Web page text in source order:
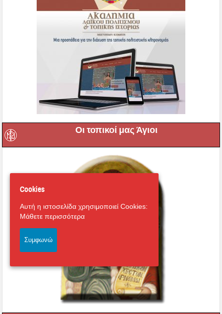
Οι τοπικοί μας Άγιοι
Cookies
Αυτή η ιστοσελίδα χρησιμοποιεί Cookies:
Μάθετε περισσότερα
Συμφωνώ